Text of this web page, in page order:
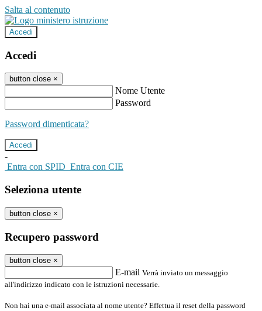
Salta al contenuto
Accedi
Accedi
button close ×
Nome Utente
Password
Password dimenticata?
-
Entra con SPID Entra con CIE
Seleziona utente
button close ×
Recupero password
button close ×
E-mail Verrà inviato un messaggio
all'indirizzo indicato con le istruzioni necessarie.
Non hai una e-mail associata al nome utente? Effettua il reset della password